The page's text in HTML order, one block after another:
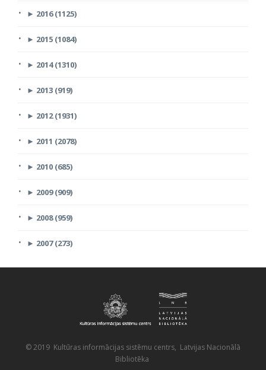
► 2016 (1125)
► 2015 (1084)
► 2014 (1310)
► 2013 (919)
► 2012 (1931)
► 2011 (2078)
► 2010 (685)
► 2009 (909)
► 2008 (959)
► 2007 (273)
© 2019 Kultūras informācijas sistēmu centrs, Latvijas Nacionālā
Bibliotēka